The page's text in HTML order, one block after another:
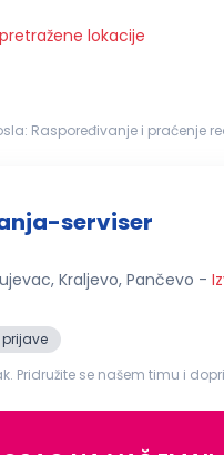
lokacije
serviser
Kraljevo, Pančevo -
Pridružite se našem timu i